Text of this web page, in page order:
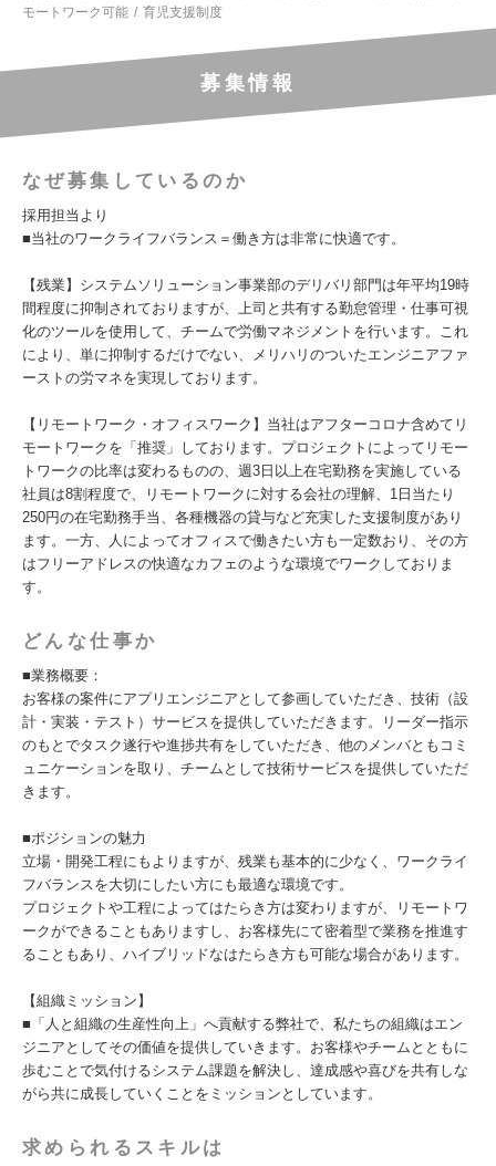
モートワーク可能
育児支援制度
募集情報
なぜ募集しているのか
採用担当より
■当社のワークライフバランス＝働き方は非常に快適です。
【残業】システムソリューション事業部のデリバリ部門は年平均19時
間程度に抑制されておりますが、上司と共有する勤怠管理・仕事可視
化のツールを使用して、チームで労働マネジメントを行います。これ
により、単に抑制するだけでない、メリハリのついたエンジニアファ
ーストの労マネを実現しております。
【リモートワーク・オフィスワーク】当社はアフターコロナ含めてリ
モートワークを「推奨」しております。プロジェクトによってリモー
トワークの比率は変わるものの、週3日以上在宅勤務を実施している
社員は8割程度で、リモートワークに対する会社の理解、1日当たり
250円の在宅勤務手当、各種機器の貸与など充実した支援制度があり
ます。一方、人によってオフィスで働きたい方も一定数おり、その方
はフリーアドレスの快適なカフェのような環境でワークしておりま
す。
どんな仕事か
■業務概要：
お客様の案件にアプリエンジニアとして参画していただき、技術（設
計・実装・テスト）サービスを提供していただきます。リーダー指示
のもとでタスク遂行や進捗共有をしていただき、他のメンバともコミ
ュニケーションを取り、チームとして技術サービスを提供していただ
きます。
■ポジションの魅力
立場・開発工程にもよりますが、残業も基本的に少なく、ワークライ
フバランスを大切にしたい方にも最適な環境です。
プロジェクトや工程によってはたらき方は変わりますが、リモートワ
ークができることもありますし、お客様先にて密着型で業務を推進す
ることもあり、ハイブリッドなはたらき方も可能な場合があります。
【組織ミッション】
■「人と組織の生産性向上」へ貢献する弊社で、私たちの組織はエン
ジニアとしてその価値を提供していきます。お客様やチームとともに
歩むことで気付けるシステム課題を解決し、達成感や喜びを共有しな
がら共に成長していくことをミッションとしています。
求められるスキルは